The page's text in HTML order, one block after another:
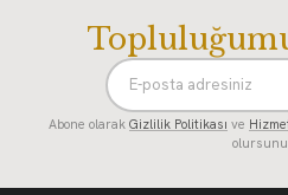
Abone olarak Gizlilik Politikası ve